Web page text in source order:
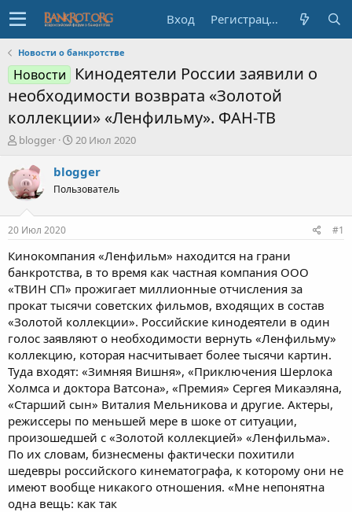
Вход Регистрация
Новости о банкротстве
Новости
Кинодеятели России заявили о
необходимости возврата «Золотой
коллекции» «Ленфильму». ФАН-ТВ
А
т
о
р
е
м
ы
blogger
Д
т
а
н
л
20 Июл 2020
blogger
Пользователь
20 Июл 2020 #1
Кинокомпания «Ленфильм» находится на грани
банкротства, в то время как частная компания ООО
«ТВИН СП» прожигает миллионные отчисления за
прокат тысячи советских фильмов, входящих в состав
«Золотой коллекции». Российские кинодеятели в один
голос заявляют о необходимости вернуть «Ленфильму»
коллекцию, которая насчитывает более тысячи картин.
Туда входят: «Зимняя Вишня», «Приключения Шерлока
Холмса и доктора Ватсона», «Премия» Сергея Микаэляна,
«Старший сын» Виталия Мельникова и другие. Актеры,
режиссеры по меньшей мере в шоке от ситуации,
произошедшей с «Золотой коллекцией» «Ленфильма».
По их словам, бизнесмены фактически похитили
шедевры российского кинематографа, к которому они не
имеют вообще никакого отношения. «Мне непонятна
одна вещь: как так